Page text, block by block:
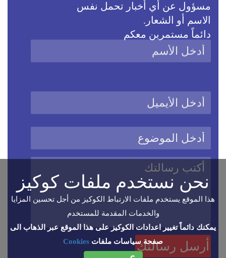
مسؤول عن أي أخبار تحمل نفس
الاسم أو الشعار.
دائماً مستمرين معكم
نحن نستخدم ملفات كوكيز
هذا الموقع يستخدم ملفات الارتباط الكوكيز من أجل تحسين المزايا
والخدمات المقدمة للمستخدم
يمكنك دائماً تغيير اعدادات الكوكيز على هذا الموقع عبر الذهاب الى
صفحة سياسات ملفات Cookies